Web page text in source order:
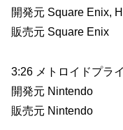
開発元 Square Enix,
販売元 Square Enix
3:26 メトロイドプラ
開発元 Nintendo
販売元 Nintendo